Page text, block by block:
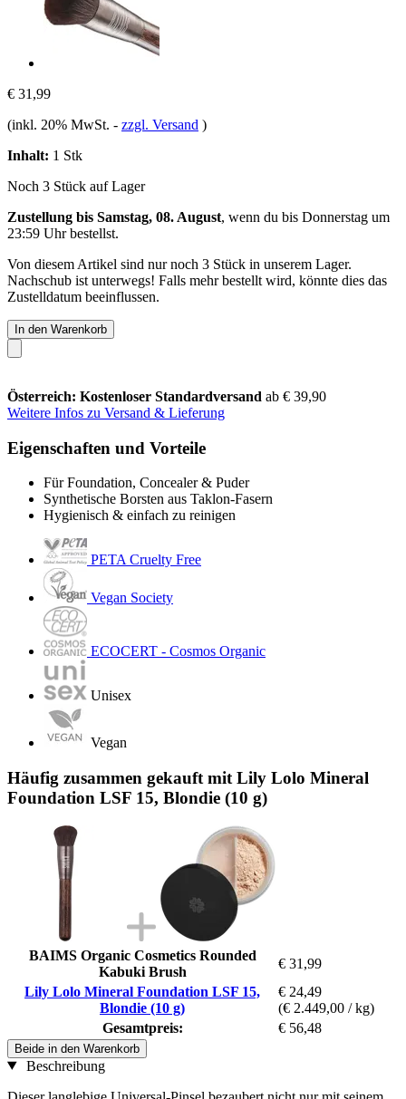
€ 31,99
(inkl. 20% MwSt. - zzgl. Versand )
Inhalt: 1 Stk
Noch 3 Stück auf Lager
Zustellung bis Samstag, 08. August, wenn du bis Donnerstag um
23:59 Uhrbestellst.
Von diesem Artikel sind nur noch 3 Stück in unserem Lager.
Nachschub ist unterwegs! Falls mehr bestellt wird, könnte dies das
Zustelldatum beeinflussen.
In den Warenkorb
Österreich: Kostenloser Standardversand ab € 39,90
Weitere Infos zu Versand & Lieferung
Eigenschaften und Vorteile
Für Foundation, Concealer & Puder
Synthetische Borsten aus Taklon-Fasern
Hygienisch & einfach zu reinigen
PETA Cruelty Free
Vegan Society
ECOCERT - Cosmos Organic
Unisex
Vegan
Häufig zusammen gekauft mit Lily Lolo Mineral
Foundation LSF 15, Blondie (10 g)
BAIMS Organic Cosmetics Rounded
Kabuki Brush
€ 31,99
Lily Lolo Mineral Foundation LSF 15,
Blondie (10 g)
€ 24,49
(€ 2.449,00 / kg)
Gesamtpreis:
€ 56,48
Beide in den Warenkorb
Beschreibung